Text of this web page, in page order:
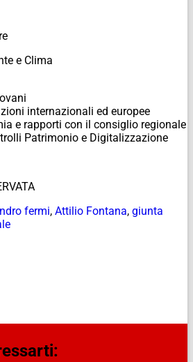
e Clima
internazionali ed europee
e rapporti con il consiglio regionale
Patrimonio e Digitalizzazione
fermi, Attilio Fontana, giunta